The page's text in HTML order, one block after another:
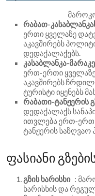
რაბათ-
ერთი ყველაზე
აკავშირებს
დედაქალაქებს.
კასაბლანკა-
ერთ-ერთი
აკავშირებს
ტურისტი იყენებს
რაბათი-ტანჟერის
დედაქალაქს
ითვლება ერთ-ერთ
ტანჟერის
ფასიანი
გზის ხარისხი :
ხარისხის და